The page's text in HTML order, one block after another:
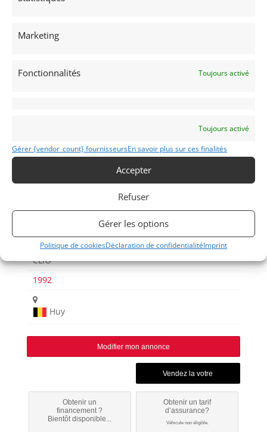
Marketing
Fonctionnalités Toujours activé
Toujours activé
Gérer {vendor_count} fournisseursEn savoir plus sur ces finalités
Accepter
Refuser
Gérer les options
Politique de cookiesDéclaration de confidentialitéImprint
Partager cette annonce
Publié: 4 novembre 2022 (il y a 4 ans)
CLIO
1992
Huy
Modifier mon annonce
Obtenir un
financement ?
Bientôt disponible...
Obtenir un tarif
d’assurance?
Véhicule non éligible.